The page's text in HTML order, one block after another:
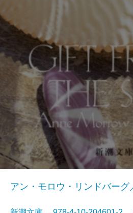
アン・モロウ・リンドバーグ